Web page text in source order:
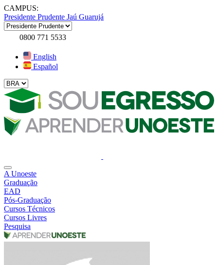
CAMPUS:
Presidente Prudente Jaú Guarujá
0800 771 5533
English
Español
A Unoeste
Graduação
EAD
Pós-Graduação
Cursos Técnicos
Cursos Livres
Pesquisa